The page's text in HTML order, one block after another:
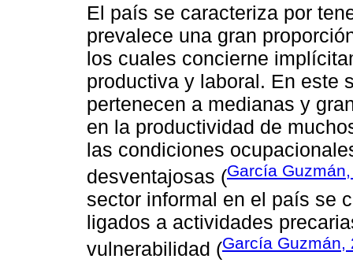
El país se caracteriza por
prevalece una gran
los cuales concierne
productiva y laboral. En este
pertenecen a medianas y
en la productividad de
las condiciones
desventajosas (García
sector informal en el país se
ligados a actividades
vulnerabilidad (García Guzmán,